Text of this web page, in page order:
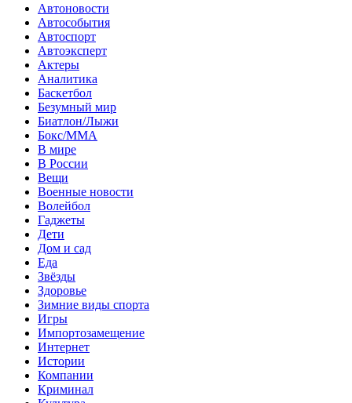
Автоновости
Автособытия
Автоспорт
Автоэксперт
Актеры
Аналитика
Баскетбол
Безумный мир
Биатлон/Лыжи
Бокс/MMA
В мире
В России
Вещи
Военные новости
Волейбол
Гаджеты
Дети
Дом и сад
Еда
Звёзды
Здоровье
Зимние виды спорта
Игры
Импортозамещение
Интернет
Истории
Компании
Криминал